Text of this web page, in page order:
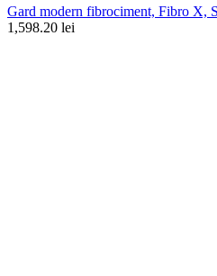
Gard modern fibrociment, Fibro X,
1,598.20 lei